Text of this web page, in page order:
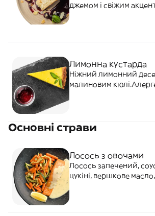
джемом і свіжим
пластівцями.
Лимонна кустарда
Ніжний лимонний
малиновим
Основні страви
Лосось з овочами
Лосось запечений,
цукіні, вершкове